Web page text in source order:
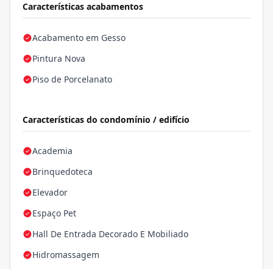
Características acabamentos
Acabamento em Gesso
Pintura Nova
Piso de Porcelanato
Características do condomínio / edifício
Academia
Brinquedoteca
Elevador
Espaço Pet
Hall De Entrada Decorado E Mobiliado
Hidromassagem